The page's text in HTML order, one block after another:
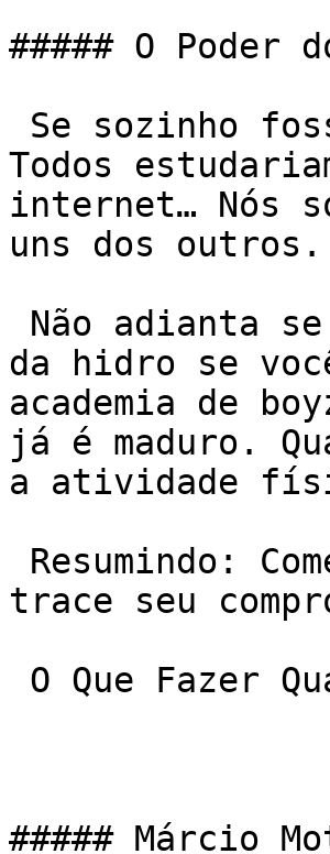
##### O Poder
Todos
internet… Nós
uns dos
da hidro se
academia de
já é maduro.
a atividade
trace seu
##### Márcio